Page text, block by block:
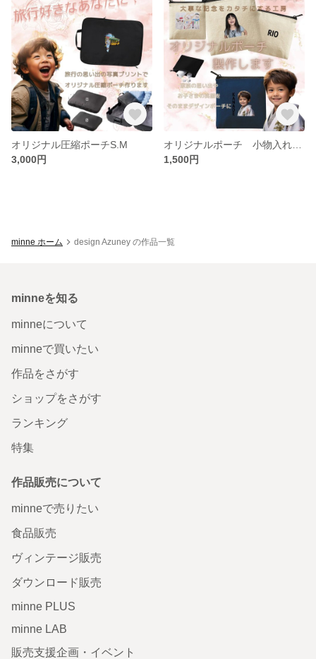
オリジナル圧縮ポーチS.M
3,000円
1,500円
minne ホーム design Azuney の作品一覧
minneを知る
minneについて
minneで買いたい
作品をさがす
ショップをさがす
ランキング
特集
作品販売について
minneで売りたい
食品販売
ヴィンテージ販売
ダウンロード販売
minne PLUS
minne LAB
販売支援企画・イベント